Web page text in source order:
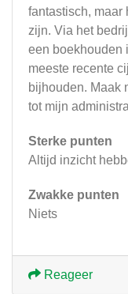
fantastisch, maar
zijn. Via het
een boekhouden
meeste recente
bijhouden. Maak
tot mijn
Sterke punten
Altijd inzicht
Zwakke punten
Niets
Reageer